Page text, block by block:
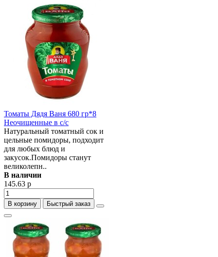
Томаты Дядя Ваня 680 гр*8
Неочищенные в с/с
Натуральный томатный сок и
цельные помидоры, подходит
для любых блюд и
закусок.Помидоры станут
великолепн..
В наличии
145.63 р
В корзину Быстрый заказ